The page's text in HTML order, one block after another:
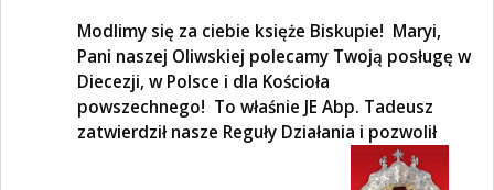
Modlimy się za ciebie księże Biskupie! Maryi,
Pani naszej Oliwskiej polecamy Twoją posługę w
Diecezji, w Polsce i dla Kościoła
powszechnego! To właśnie JE Abp. Tadeusz
zatwierdził nasze Reguły Działania i pozwolił